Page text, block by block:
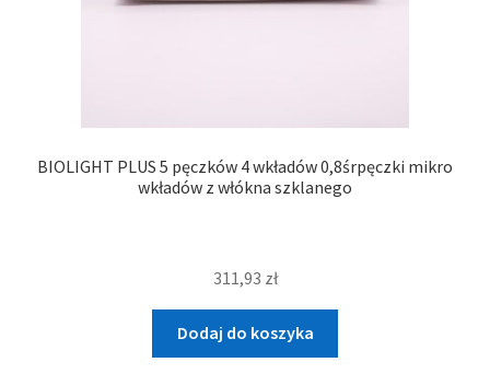
BIOLIGHT PLUS 5 pęczków 4 wkładów 0,8śrpęczki mikro
wkładów z włókna szklanego
311,93 zł
Dodaj do koszyka